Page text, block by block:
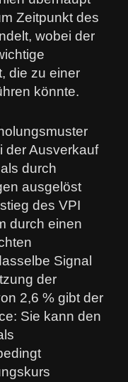
Zeitpunkt des
wobei der
die zu einer
könnte.
der Ausverkauf
durch
ausgelöst
des VPI
durch einen
Signal
der
2,6 % gibt der
Sie kann den